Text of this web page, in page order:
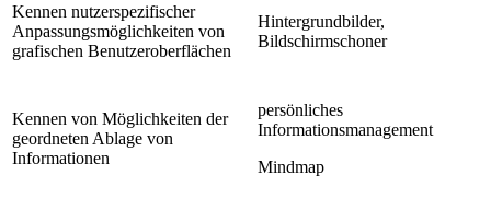
Kennen nutzerspezifischer
Anpassungsmöglichkeiten von
grafischen Benutzeroberflächen
Hintergrundbilder,
Bildschirmschoner
Kennen von Möglichkeiten der
geordneten Ablage von
Informationen
persönliches
Informationsmanagement
Mindmap